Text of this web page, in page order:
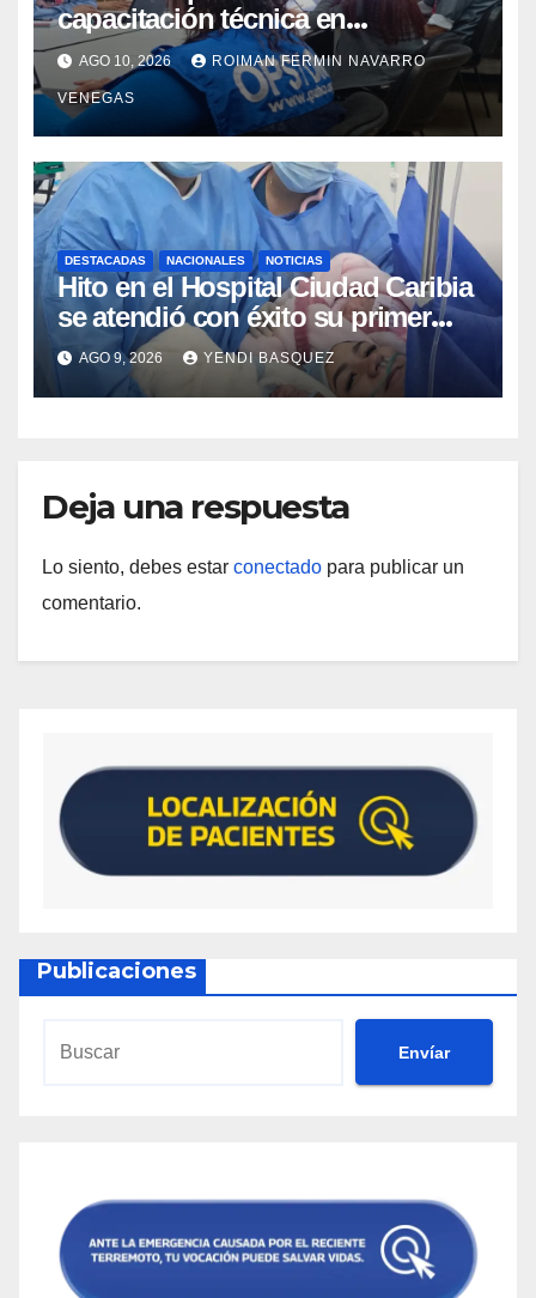
capacitación técnica en
Inteligencia Epidémica junto a la
Organización Panamericana de la
Salud
AGO 10, 2026 ROIMAN FERMIN NAVARRO
VENEGAS
DESTACADAS NACIONALES NOTICIAS
Hito en el Hospital Ciudad Caribia
se atendió con éxito su primer
parto gemelar
AGO 9, 2026 YENDI BASQUEZ
Deja una respuesta
Lo siento, debes estar conectado para publicar un
comentario.
Publicaciones
Envíar